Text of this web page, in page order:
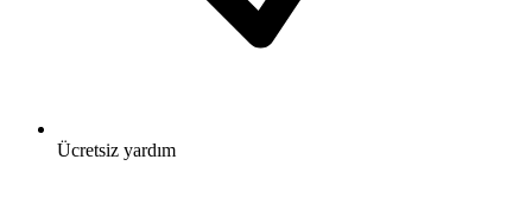
Ücretsiz yardım